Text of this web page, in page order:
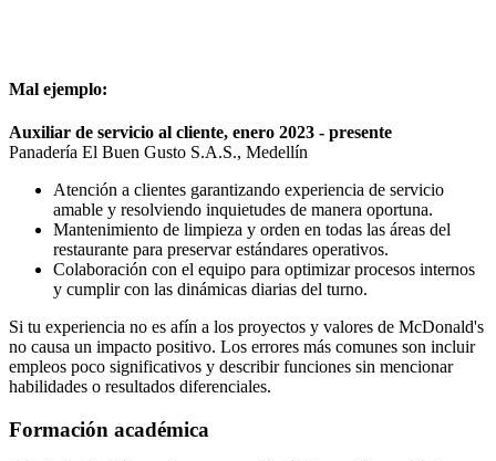
Mal ejemplo:
Auxiliar de servicio al cliente, enero 2023 - presente
Panadería El Buen Gusto S.A.S., Medellín
Atención a clientes garantizando experiencia de servicio
amable y resolviendo inquietudes de manera oportuna.
Mantenimiento de limpieza y orden en todas las áreas del
restaurante para preservar estándares operativos.
Colaboración con el equipo para optimizar procesos internos
y cumplir con las dinámicas diarias del turno.
Si tu experiencia no es afín a los proyectos y valores de McDonald's
no causa un impacto positivo. Los errores más comunes son incluir
empleos poco significativos y describir funciones sin mencionar
habilidades o resultados diferenciales.
Formación académica